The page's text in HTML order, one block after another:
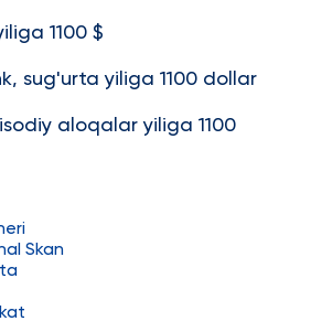
1100 $
sug'urta yiliga 1100 dollar
aloqalar yiliga 1100
Skan